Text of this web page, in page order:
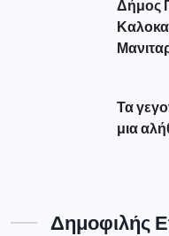
Δήμος
Τα
μια
Δημοφιλής